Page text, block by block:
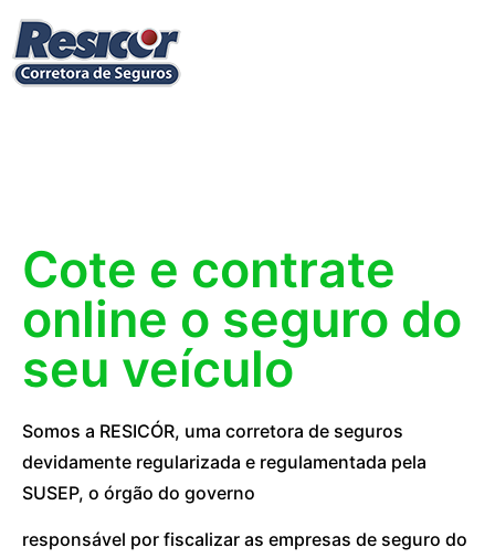
Cote e contrate
online o seguro do
seu veículo
Somos a RESICÓR, uma corretora de seguros
devidamente regularizada e regulamentada pela
SUSEP, o órgão do governo
responsável por fiscalizar as empresas de seguro do